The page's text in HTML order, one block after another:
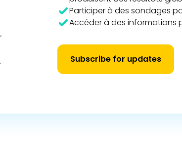
Participer à des sondages
Accéder à des informations
Subscribe for updates